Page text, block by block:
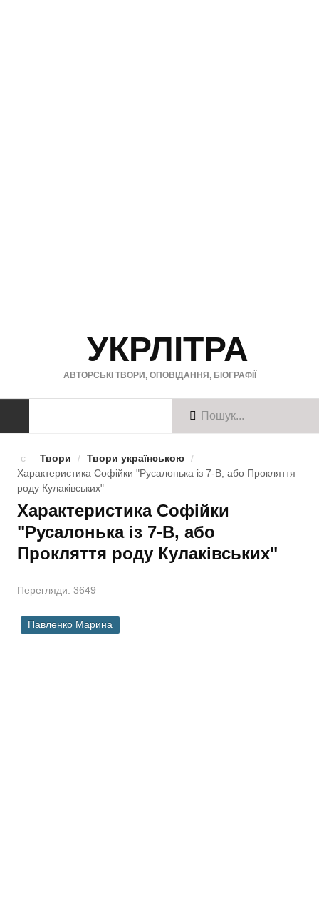
УКРЛІТРА
АВТОРСЬКІ ТВОРИ, ОПОВІДАННЯ, БІОГРАФІЇ
Твори українською
Твори англійською
Твори німецькою
Зарубіжні письменники
Твори / Твори українською /
Характеристика Софійки "Русалонька із 7-В, або Прокляття
роду Кулаківських"
Характеристика Софійки
"Русалонька із 7-В, або
Прокляття роду Кулаківських"
Перегляди: 3649
Павленко Марина